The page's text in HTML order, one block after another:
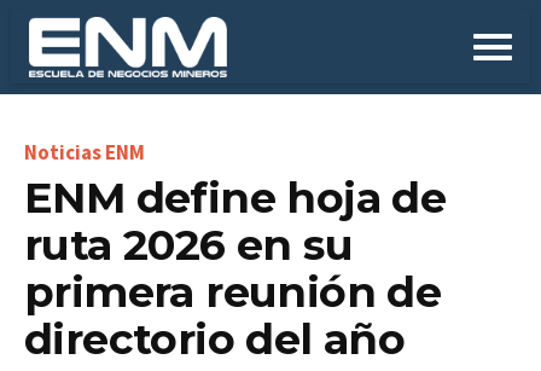
ENM define hoja de
ruta 2026 en su
primera reunión de
directorio del año